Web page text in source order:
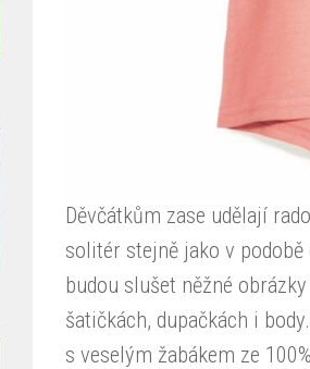
Děvčátkům zase udělají
solitér stejně jako v
budou slušet něžné
šatičkách, dupačkách i
s veselým žabákem ze